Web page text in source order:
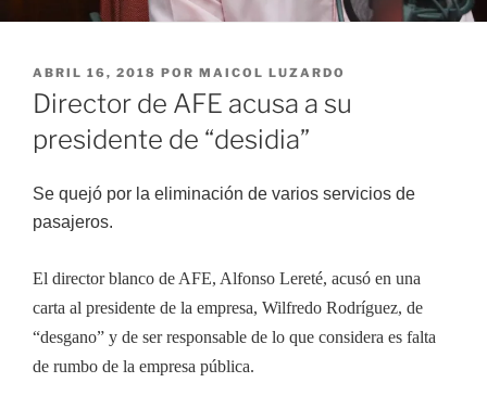
PUBLICADO
EL
ABRIL 16, 2018 POR MAICOL LUZARDO
Director de AFE acusa a su
presidente de “desidia”
Se quejó por la eliminación de varios servicios de
pasajeros.
El director blanco de AFE, Alfonso Lereté, acusó en una
carta al presidente de la empresa, Wilfredo Rodríguez, de
“desgano” y de ser responsable de lo que considera es falta
de rumbo de la empresa pública.